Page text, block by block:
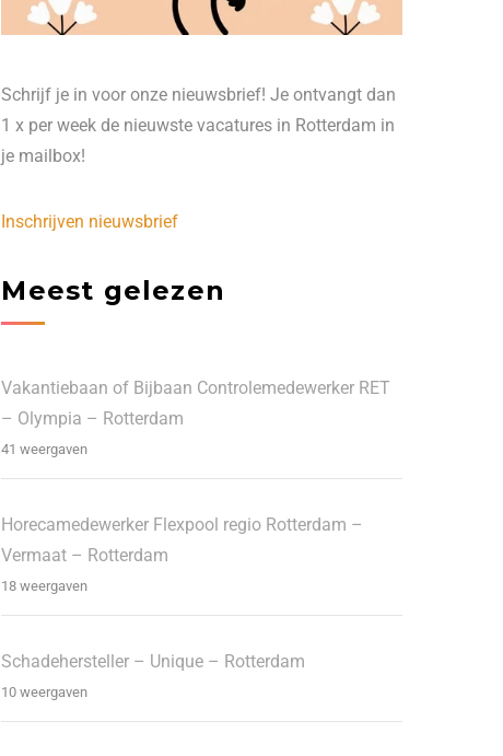
Schrijf je in voor onze nieuwsbrief! Je ontvangt dan
1 x per week de nieuwste vacatures in Rotterdam in
je mailbox!
Inschrijven nieuwsbrief
Meest gelezen
Vakantiebaan of Bijbaan Controlemedewerker RET
– Olympia – Rotterdam
41 weergaven
Horecamedewerker Flexpool regio Rotterdam –
Vermaat – Rotterdam
18 weergaven
Schadehersteller – Unique – Rotterdam
10 weergaven